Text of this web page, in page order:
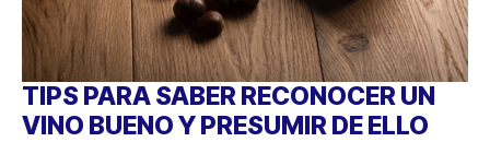
TIPS PARA SABER RECONOCER UN
VINO BUENO Y PRESUMIR DE ELLO